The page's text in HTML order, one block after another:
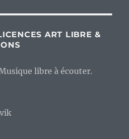
ART LIBRE &
libre à écouter.